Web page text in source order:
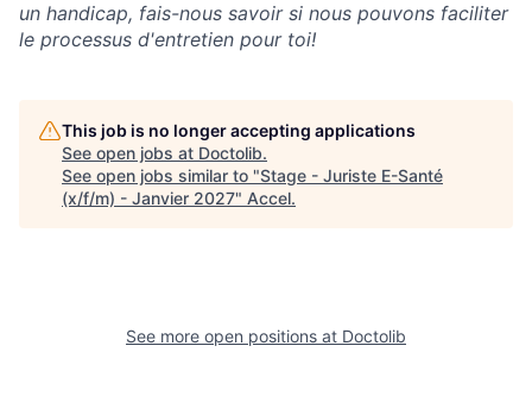
un handicap, fais-nous savoir si nous pouvons faciliter
le processus d'entretien pour toi!
This job is no longer accepting applications
See open jobs at Doctolib.
See open jobs similar to "Stage - Juriste E-Santé
(x/f/m) - Janvier 2027" Accel.
See more open positions at Doctolib